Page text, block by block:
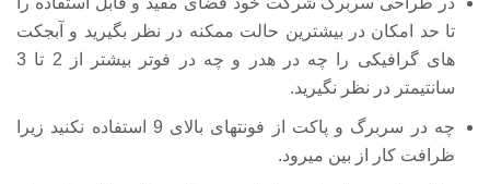
تا حد امکان در بیشترین حالت ممکنه در نظر بگیرید و آبجکت
های گرافیکی را چه در هدر و چه در فوتر بیشتر از 2 تا 3
سانتیمتر در نظر نگیرید.
چه در سربرگ و پاکت از فونتهای بالای 9 استفاده نکنید زیرا
ظرافت کار از بین میرود.